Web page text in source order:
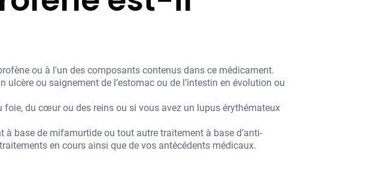
ou à l'un des composants contenus dans ce médicament.
ou saignement de l’estomac ou de l’intestin en évolution ou
du cœur ou des reins ou si vous avez un lupus érythémateux
base de mifamurtide ou tout autre traitement à base d’anti-
en cours ainsi que de vos antécédents médicaux.